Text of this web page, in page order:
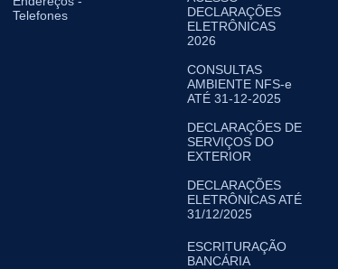
Telefones
DECLARAÇÕES
ELETRÔNICAS
2026
CONSULTAS
AMBIENTE NFS-e
ATÉ 31-12-2025
DECLARAÇÕES DE
SERVIÇOS DO
EXTERIOR
DECLARAÇÕES
ELETRÔNICAS ATÉ
31/12/2025
ESCRITURAÇÃO
BANCÁRIA